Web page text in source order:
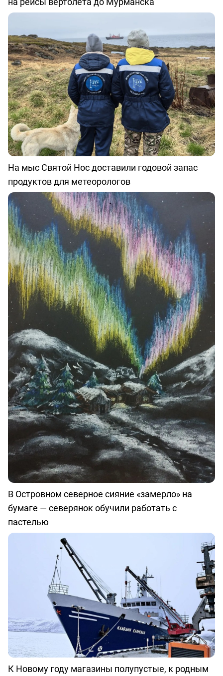
На мыс Святой Нос доставили годовой запас
продуктов для метеорологов
В Островном северное сияние «замерло» на
бумаге — северянок обучили работать с
пастелью
К Новому году магазины полупустые, к родным